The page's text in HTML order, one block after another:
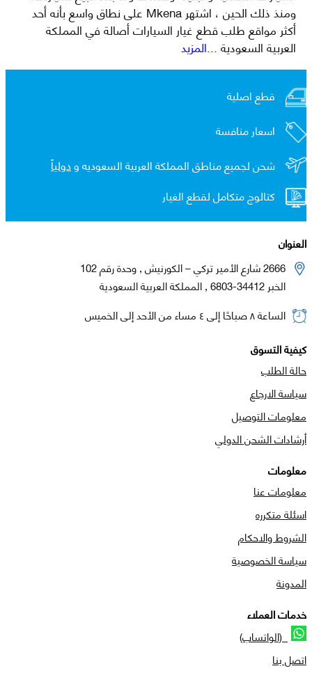
ومنذ ذلك الحين ، اشتهر Mkena على نطاق واسع بأنه أحد
أكثر مواقع طلب قطع غيار السيارات أصالة في المملكة
العربية السعودية...المزيد
قطع اصلية
اسعار منافسة
شحن لجميع مناطق المملكة العربية السعوديه ودولياً
كتالوج متكامل لقطع الغيار
العنوان
2666 شارع الأمير تركي – الكورنيش , وحدة رقم 102
الخبر 34412-6803 , المملكة العربية السعودية
الساعة ٨ صباحًا إلى ٤ مساء من الأحد إلى الخميس
كيفية التسوق
حالة الطلب
سياسة الارجاع
معلومات التوصيل
أرشادات الشحن الدولي
معلومات
معلومات عنا
اسئلة متكرره
الشروط والاحكام
سياسة الخصوصية
المدونة
خدمات العملاء
(الواتساب)
اتصل بنا